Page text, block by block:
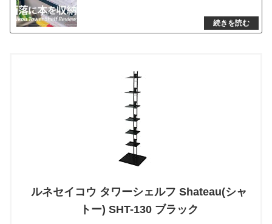
ルネセイコウ タワーシェルフ Shateau(シャ
トー) SHT-130 ブラック